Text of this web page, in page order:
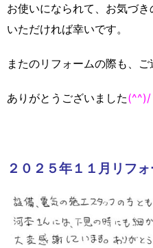
お使いになられて、お気づ
いただければ幸いです。
またのリフォームの際も、
ありがとうございました(^^)/
２０２５年１１月リフ